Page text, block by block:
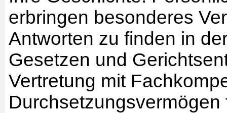
erbringen besonderes
Antworten zu finden in
Gesetzen und
Vertretung mit
Durchsetzungsvermögen